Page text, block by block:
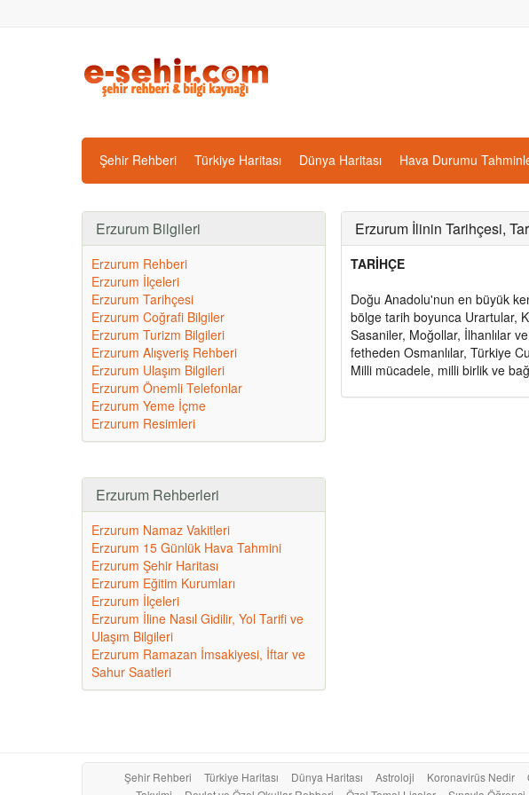
Şehir Rehberi Türkiye Haritası Dünya Haritası Hava Durumu
Erzurum Bilgileri
Erzurum Rehberi
Erzurum İlçeleri
Erzurum Tarihçesi
Erzurum Coğrafi Bilgiler
Erzurum Turizm Bilgileri
Erzurum Alışveriş Rehberi
Erzurum Ulaşım Bilgileri
Erzurum Önemli Telefonlar
Erzurum Yeme İçme
Erzurum Resimleri
Erzurum Rehberleri
Erzurum Namaz Vakitleri
Erzurum 15 Günlük Hava Tahmini
Erzurum Şehir Haritası
Erzurum Eğitim Kurumları
Erzurum İlçeleri
Erzurum İline Nasıl Gidilir, Yol Tarifi ve
Ulaşım Bilgileri
Erzurum Ramazan İmsakiyesi, İftar ve
Sahur Saatleri
Erzurum İlinin Tarihçesi,
TARİHÇE
Doğu Anadolu'nun en büyük
bölge tarih boyunca Urartular,
Sasaniler, Moğollar, İlhanlılar
fetheden Osmanlılar, Türkiye
Milli mücadele, milli birlik ve
Şehir Rehberi Türkiye Haritası Dünya Haritası Astroloji Koronavirüs Nedir